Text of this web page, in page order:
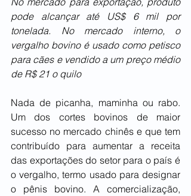
pode alcançar até US$ 6 mil por
tonelada. No mercado interno, o
vergalho bovino é usado como petisco
para cães e vendido a um preço médio
de R$ 21 o quilo
Nada de picanha, maminha ou rabo.
Um dos cortes bovinos de maior
sucesso no mercado chinês e que tem
contribuído para aumentar a receita
das exportações do setor para o país é
o vergalho, termo usado para designar
o pênis bovino. A comercialização,